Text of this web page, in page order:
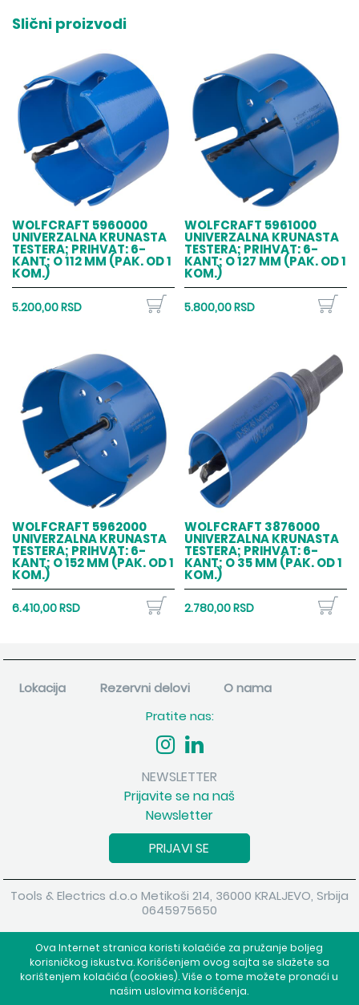
Ova Internet stranica koristi kolačiće za pružanje boljeg
korisničkog iskustva. Korišćenjem ovog sajta se slažete sa
korištenjem kolačića (cookies). Više o tome možete pronaći u
našim uslovima korišćenja.
Slični proizvodi
WOLFCRAFT 5960000
UNIVERZALNA KRUNASTA
TESTERA; PRIHVAT: 6-
KANT; O 112 MM (PAK. OD 1
KOM.)
5.200,00 RSD
WOLFCRAFT 5961000
UNIVERZALNA KRUNASTA
TESTERA; PRIHVAT: 6-
KANT; O 127 MM (PAK. OD 1
KOM.)
5.800,00 RSD
WOLFCRAFT 5962000
UNIVERZALNA KRUNASTA
TESTERA; PRIHVAT: 6-
KANT; O 152 MM (PAK. OD 1
KOM.)
6.410,00 RSD
WOLFCRAFT 3876000
UNIVERZALNA KRUNASTA
TESTERA; PRIHVAT: 6-
KANT; O 35 MM (PAK. OD 1
KOM.)
2.780,00 RSD
Lokacija Rezervni delovi
O nama
Pratite nas:
NEWSLETTER
Prijavite se na naš
Newsletter
PRIJAVI SE
Tools & Electrics d.o.o Metikoši 214, 36000 KRALJEVO, Srbija
0645975650
Powered byshopen.com